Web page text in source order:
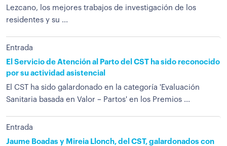
Lezcano, los mejores trabajos de investigación de los
residentes y su ...
Entrada
El Servicio de Atención al Parto del CST ha sido reconocido
por su actividad asistencial
El CST ha sido galardonado en la categoría 'Evaluación
Sanitaria basada en Valor – Partos' en los Premios ...
Entrada
Jaume Boadas y Mireia Llonch, del CST, galardonados con